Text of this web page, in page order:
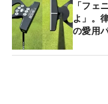
「フェ
よ」。
の愛用